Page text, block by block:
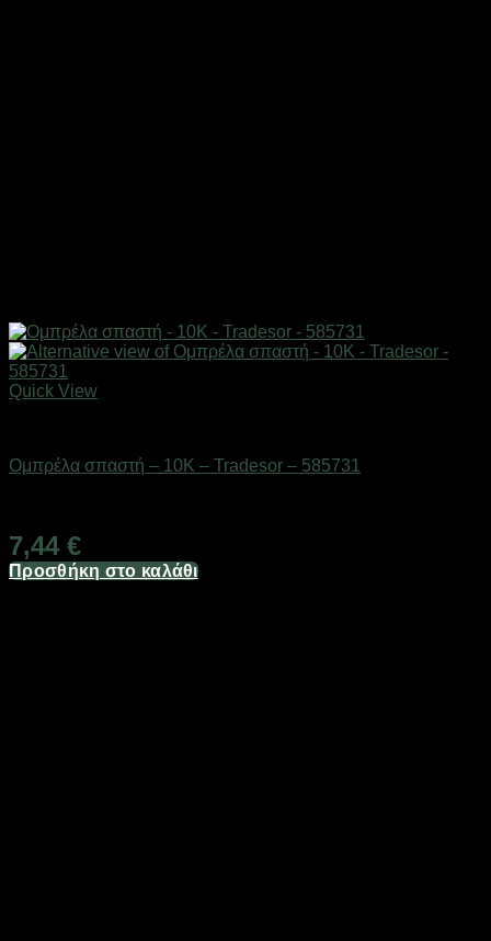
Quick View
Ομπρέλα σπαστή – 10K – Tradesor – 585731
7,44 €
Προσθήκη στο καλάθι